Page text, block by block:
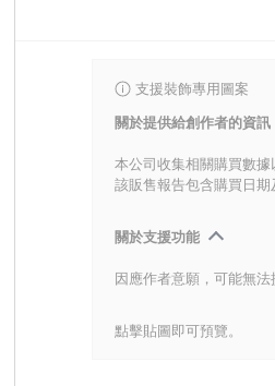
支援裝飾專用圖案
關於提供給創作者的資訊
本公司收集相關購買數據
該販售報告包含購買日期
關於支援功能
因應作者意願，可能無法
點擊貼圖即可預覽。